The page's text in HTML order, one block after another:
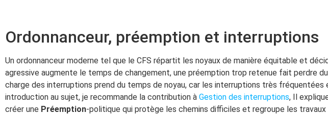
Ordonnanceur, préemption et interruptions
Un ordonnanceur moderne tel que le CFS répartit les noyaux de manière équitable et
agressive augmente le temps de changement, une préemption trop retenue fait perdre
charge des interruptions prend du temps de noyau, car les interruptions très
introduction au sujet, je recommande la contribution à Gestion des interruptions, Il
créer une Préemption-politique qui protège les chemins difficiles et regroupe les travaux